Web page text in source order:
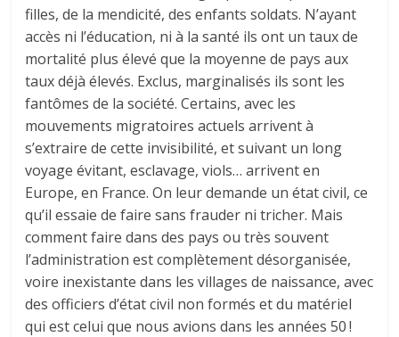
filles, de la mendicité, des enfants soldats. N’ayant
accès ni l’éducation, ni à la santé ils ont un taux de
mortalité plus élevé que la moyenne de pays aux
taux déjà élevés. Exclus, marginalisés ils sont les
fantômes de la société. Certains, avec les
mouvements migratoires actuels arrivent à
s’extraire de cette invisibilité, et suivant un long
voyage évitant, esclavage, viols… arrivent en
Europe, en France. On leur demande un état civil, ce
qu’il essaie de faire sans frauder ni tricher. Mais
comment faire dans des pays ou très souvent
l’administration est complètement désorganisée,
voire inexistante dans les villages de naissance, avec
des officiers d’état civil non formés et du matériel
qui est celui que nous avions dans les années 50 !